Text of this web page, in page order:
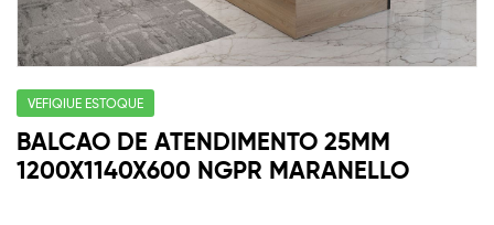
VEFIQIUE ESTOQUE
BALCAO DE ATENDIMENTO 25MM
1200X1140X600 NGPR MARANELLO